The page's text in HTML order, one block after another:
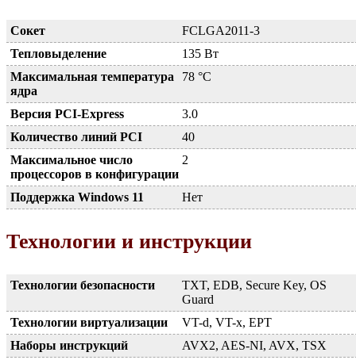
Сокет
FCLGA2011-3
Тепловыделение
135 Вт
Максимальная температура
ядра
78 °C
Версия PCI-Express
3.0
Количество линий PCI
40
Максимальное число
процессоров в конфигурации
2
Поддержка Windows 11 Нет
Технологии и инструкции
Технологии безопасности
TXT, EDB, Secure Key, OS
Guard
Технологии виртуализации
VT-d, VT-x, EPT
Наборы инструкций
AVX2, AES-NI, AVX, TSX